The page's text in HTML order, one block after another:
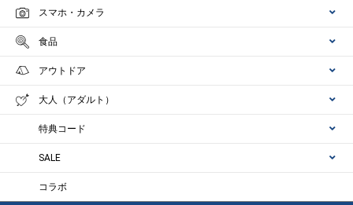
スマホ・カメラ
食品
アウトドア
大人（アダルト）
特典コード
SALE
コラボ